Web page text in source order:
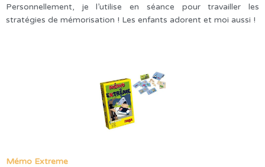
Personnellement, je l’utilise en séance pour travailler les
stratégies de mémorisation ! Les enfants adorent et moi aussi !
Mémo Extreme